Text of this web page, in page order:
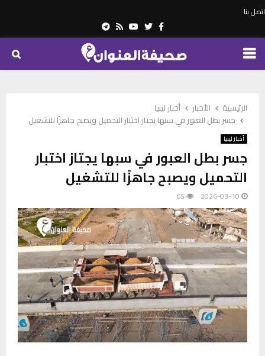
اتصل بنا
Facebook
Twitter
Youtube
Rss
Telegram
PRIMARY
الرئيسية الأخبار
أخبار ليبيا
جسر بطل العبور في سبها يجتاز اختبار التحميل ويصبح جاهزًا للتشغيل
أخبار ليبيا
جسر بطل العبور في سبها يجتاز اختبار
التحميل ويصبح جاهزًا للتشغيل
2026-03-10
65